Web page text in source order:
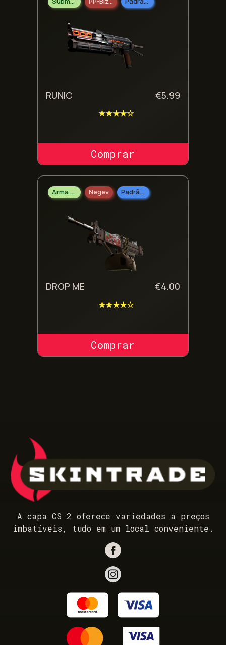
RUNIC €5.99
★★★★☆
COMPRAR SKIN
Arma Pesada Negev Padrão Militar
DROP ME €4.00
★★★★☆
COMPRAR SKIN
A capa CS 2 oferece variedades a preços
imbatíveis, tudo em um local conveniente.